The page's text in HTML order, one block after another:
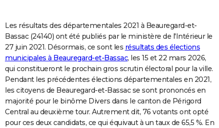
S'inscrire
Se connecter
Lycées
Collèges
Primaires
Universités
Entreprises
Service militaire
Avis de recherche
AVIS DE DÉCÈS
FORUM
Bricolage
Lifestyle
Culture
Sport
Auto
Television
Voyage
Cinema
Les résultats des départementales 2021 à Beauregard-et-
Bassac (24140) ont été publiés par le ministère de l'Intérieur le
27 juin 2021. Désormais, ce sont les résultats des élections
municipales à Beauregard-et-Bassac, les 15 et 22 mars 2026,
qui constitueront le prochain gros scrutin électoral pour la ville.
Pendant les précédentes élections départementales en 2021,
les citoyens de Beauregard-et-Bassac se sont prononcés en
majorité pour le binôme Divers dans le canton de Périgord
Central au deuxième tour. Autrement dit, 76 votants ont opté
pour ces deux candidats, ce qui équivaut à un taux de 65,5 %. En